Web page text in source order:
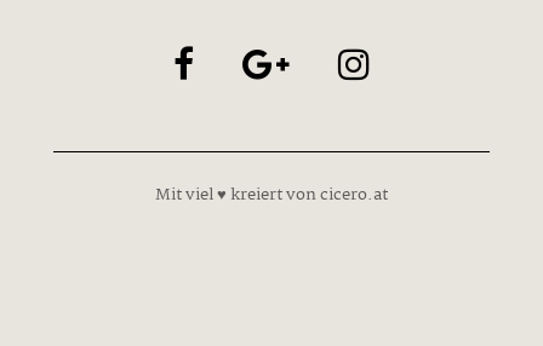
Mit viel ♥ kreiert von cicero.at